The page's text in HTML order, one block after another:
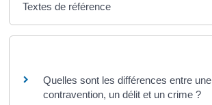
Textes de référence
Quelles sont les différences entre une
contravention, un délit et un crime ?